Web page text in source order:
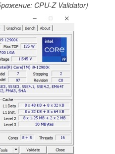
CPU-Z Validator)